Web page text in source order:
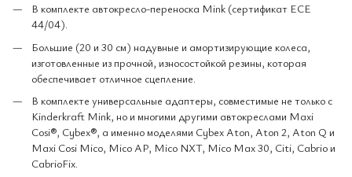
В комплекте автокресло-переноска Mink (сертификат ECE
44/04).
Большие (20 и 30 см) надувные и амортизирующие колеса,
изготовленные из прочной, износостойкой резины, которая
обеспечивает отличное сцепление.
В комплекте универсальные адаптеры, совместимые не только с
Kinderkraft Mink, но и многими другими автокреслами Maxi
Cosi®, Cybex®, а именно моделями Cybex Aton, Aton 2, Aton Q и
Maxi Cosi Mico, Mico AP, Mico NXT, Mico Max 30, Citi, Cabrio и
CabrioFix.